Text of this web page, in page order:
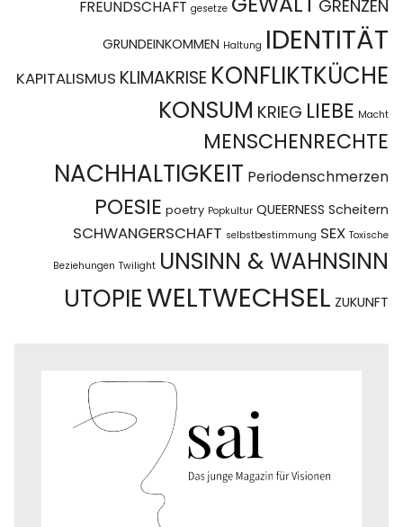
FREUNDSCHAFT gesetze GRENZEN
GRUNDEINKOMMEN Haltung IDENTITÄT
KAPITALISMUS KLIMAKRISE KONFLIKTKÜCHE
KONSUM KRIEG LIEBE Macht
MENSCHENRECHTE
NACHHALTIGKEIT Periodenschmerzen
POESIE poetry Popkultur QUEERNESS Scheitern
SCHWANGERSCHAFT selbstbestimmung SEX Toxische
Beziehungen Twilight UNSINN & WAHNSINN
UTOPIEWELTWECHSEL ZUKUNFT